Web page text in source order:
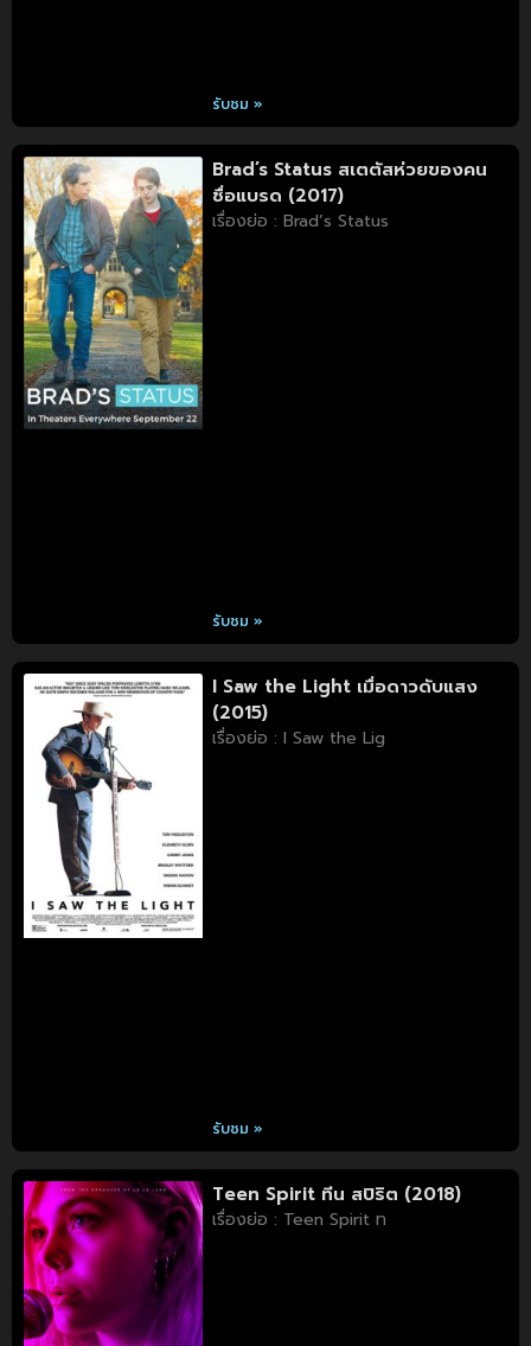
รับชม »
Brad’s Status สเตตัสห่วยของคน
ชื่อแบรด (2017)
เรื่องย่อ : Brad’s Status
รับชม »
I Saw the Light เมื่อดาวดับแสง
(2015)
เรื่องย่อ : I Saw the Lig
รับชม »
Teen Spirit ทีน สปิริต (2018)
เรื่องย่อ : Teen Spirit ท